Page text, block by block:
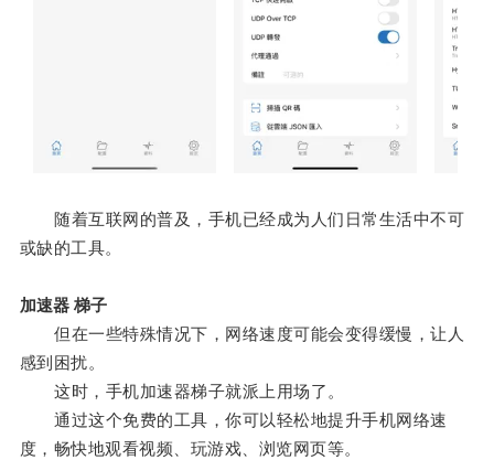
随着互联网的普及，手机已经成为人们日常生活中不可
或缺的工具。
加速器 梯子
但在一些特殊情况下，网络速度可能会变得缓慢，让人
感到困扰。
这时，手机加速器梯子就派上用场了。
通过这个免费的工具，你可以轻松地提升手机网络速
度，畅快地观看视频、玩游戏、浏览网页等。